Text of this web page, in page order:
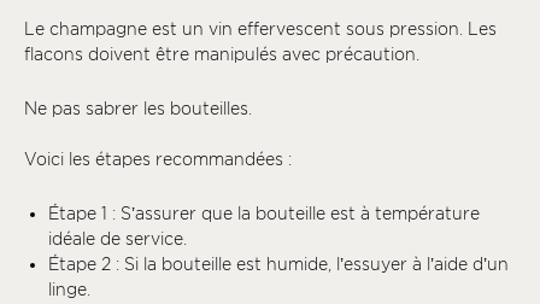
Le champagne est un vin effervescent sous pression. Les
flacons doivent être manipulés avec précaution.
Ne pas sabrer les bouteilles.
Voici les étapes recommandées :
Étape 1 : S’assurer que la bouteille est à température
idéale de service.
Étape 2 : Si la bouteille est humide, l’essuyer à l’aide d’un
linge.